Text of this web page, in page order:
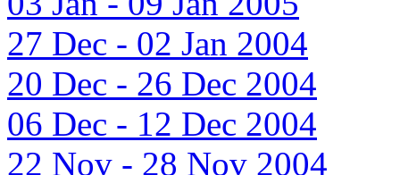
27 Dec - 02 Jan 2004
20 Dec - 26 Dec 2004
06 Dec - 12 Dec 2004
22 Nov - 28 Nov 2004